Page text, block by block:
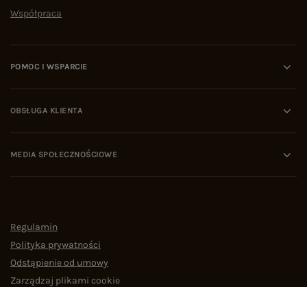
Współpraca
POMOC I WSPARCIE
OBSŁUGA KLIENTA
MEDIA SPOŁECZNOŚCIOWE
Regulamin
Polityka prywatności
Odstąpienie od umowy
Zarządzaj plikami cookie